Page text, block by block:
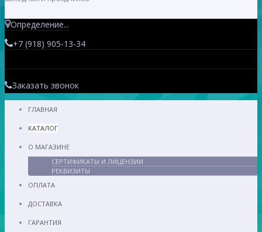
Определение...
+7 (918) 905-13-34
Заказать звонок
ГЛАВНАЯ
КАТАЛОГ
О МАГАЗИНЕ
СЕРТИФИКАТЫ И ЛИЦЕНЗИИ
РЕКВИЗИТЫ
ОПЛАТА
ДОСТАВКА
ГАРАНТИЯ